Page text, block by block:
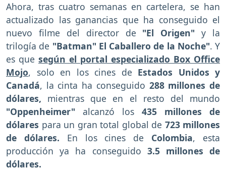
Ahora, tras cuatro semanas en cartelera, se han
actualizado las ganancias que ha conseguido el
nuevo filme del director de "El Origen" y la
trilogía de "Batman" El Caballero de la Noche". Y
es que según el portal especializado Box Office
Mojo, solo en los cines de Estados Unidos y
Canadá, la cinta ha conseguido 288 millones de
dólares, mientras que en el resto del mundo
"Oppenheimer" alcanzó los 435 millones de
dólares para un gran total global de 723 millones
de dólares. En los cines de Colombia, esta
producción ya ha conseguido 3.5 millones de
dólares.